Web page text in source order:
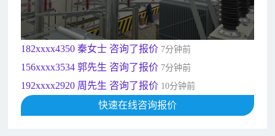
135xxxx6654 张先生 咨询了报价
181xxxx7531 苟先生 咨询了报价5分钟前
182xxxx4350 秦女士 咨询了报价 7分钟前
156xxxx3534 郭先生 咨询了报价 7分钟前
192xxxx2920 周先生 咨询了报价 10分钟前
189xxxx6562 王先生 咨询了报价1秒前
快速在线咨询报价